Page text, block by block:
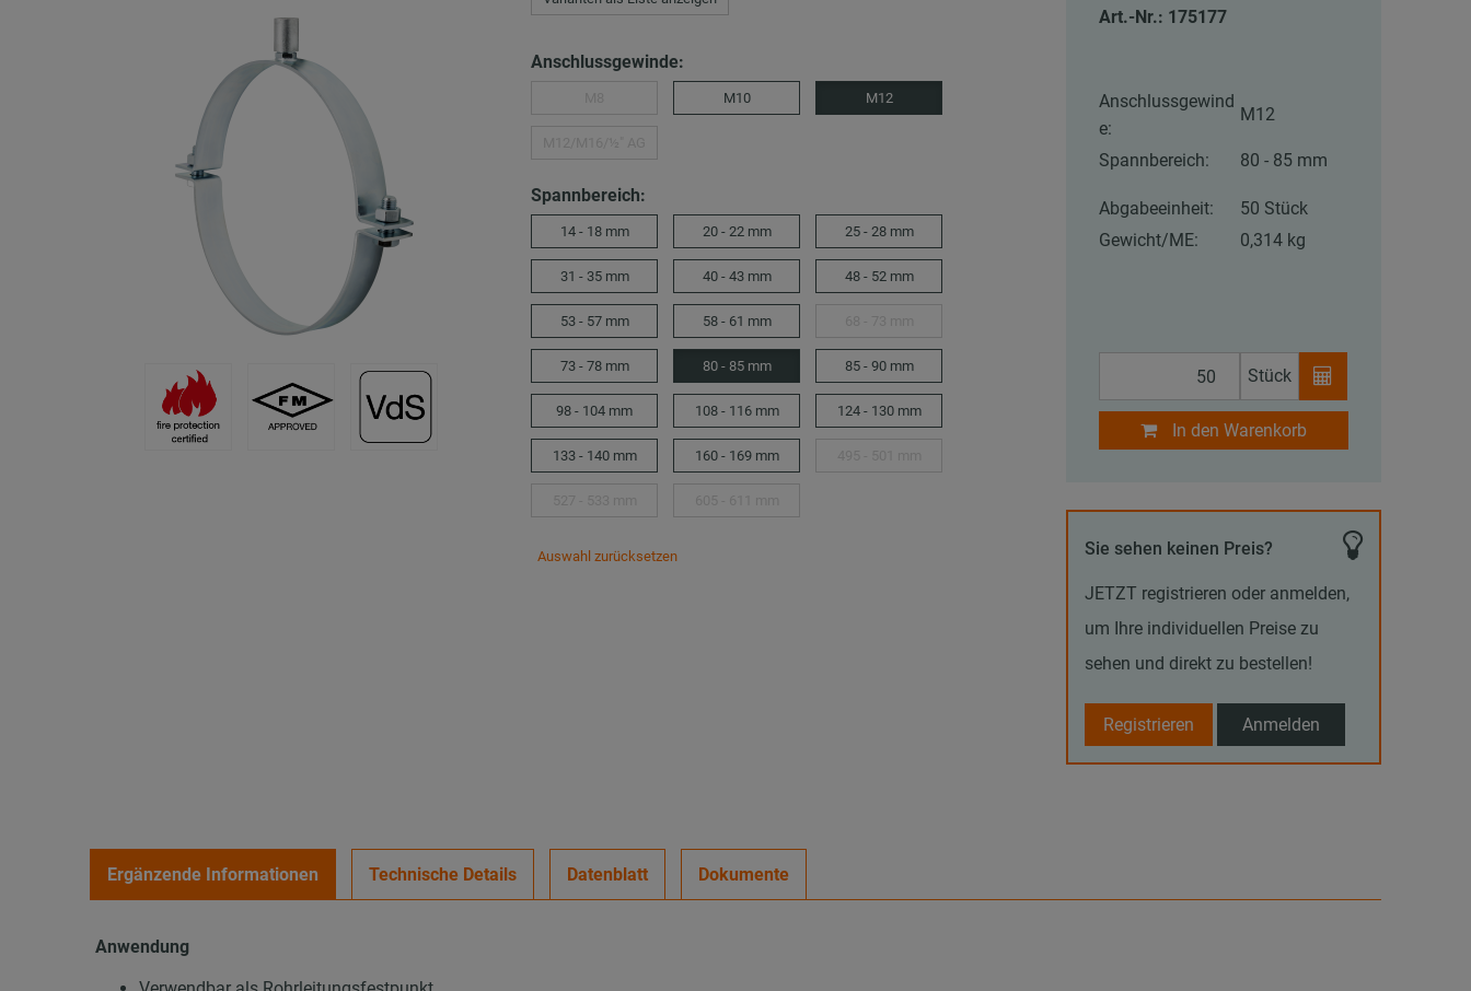
Anschlussgewinde:
M10 M12
Spannbereich:
14 - 18 mm 20 - 22 mm 25 - 28 mm
31 - 35 mm 40 - 43 mm 48 - 52 mm
53 - 57 mm 58 - 61 mm
73 - 78 mm 80 - 85 mm 85 - 90 mm
98 - 104 mm 108 - 116 mm 124 - 130 mm
133 - 140 mm 160 - 169 mm
Auswahl zurücksetzen
Art.-Nr.: 175177
Anschlussgewind
e:
M12
Spannbereich: 80 - 85 mm
Abgabeeinheit:
50 Stück
Gewicht/ME:
0,314 kg
Stück
In den Warenkorb
Sie sehen keinen Preis?
JETZT registrieren oder anmelden,
um Ihre individuellen Preise zu
sehen und direkt zu bestellen!
Registrieren Anmelden
Ergänzende Informationen Technische Details Datenblatt Dokumente
Anwendung